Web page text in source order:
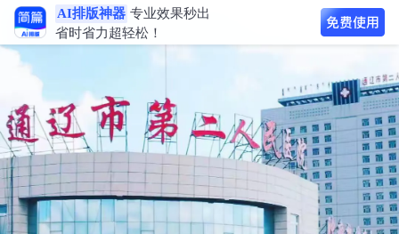
AI排版神器 专业效果秒出
省时省力超轻松！